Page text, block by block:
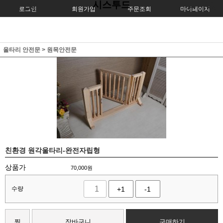
로그인 회원가입 주문조회 마이페이지
시스투드
울타리 안전문 > 원목안전문
친환경 원각울타리-완전자립형
상품가 70,000원
수량 +1 -1